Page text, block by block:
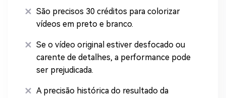
São precisos 30 créditos para colorizar
vídeos em preto e branco.
Se o vídeo original estiver desfocado ou
carente de detalhes, a performance pode
ser prejudicada.
A precisão histórica do resultado da